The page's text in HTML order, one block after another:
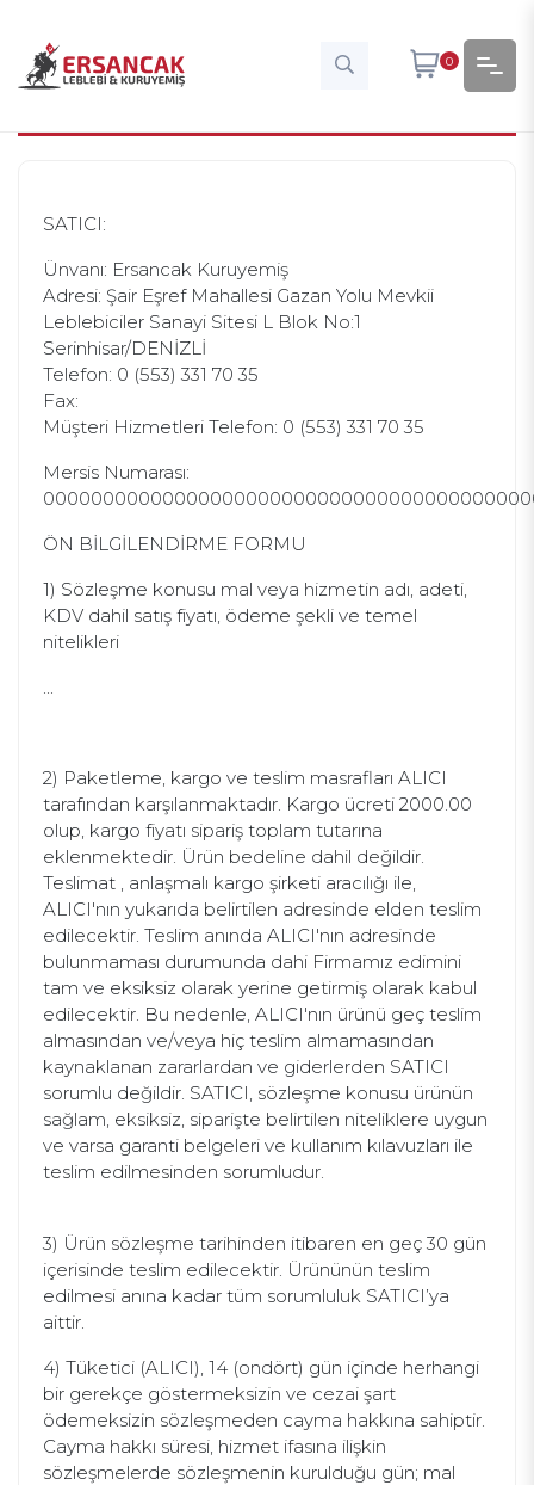
0
SATICI:
Ünvanı: Ersancak Kuruyemiş
Adresi: Şair Eşref Mahallesi Gazan Yolu Mevkii
Leblebiciler Sanayi Sitesi L Blok No:1
Serinhisar/DENİZLİ
Telefon: 0 (553) 331 70 35
Fax:
Müşteri Hizmetleri Telefon: 0 (553) 331 70 35
Mersis Numarası:
ÖN BİLGİLENDİRME FORMU
1) Sözleşme konusu mal veya hizmetin adı, adeti,
KDV dahil satış fiyatı, ödeme şekli ve temel
nitelikleri
...
2) Paketleme, kargo ve teslim masrafları ALICI
tarafından karşılanmaktadır. Kargo ücreti 2000.00
olup, kargo fiyatı sipariş toplam tutarına
eklenmektedir. Ürün bedeline dahil değildir.
Teslimat , anlaşmalı kargo şirketi aracılığı ile,
ALICI'nın yukarıda belirtilen adresinde elden teslim
edilecektir. Teslim anında ALICI'nın adresinde
bulunmaması durumunda dahi Firmamız edimini
tam ve eksiksiz olarak yerine getirmiş olarak kabul
edilecektir. Bu nedenle, ALICI'nın ürünü geç teslim
almasından ve/veya hiç teslim almamasından
kaynaklanan zararlardan ve giderlerden SATICI
sorumlu değildir. SATICI, sözleşme konusu ürünün
sağlam, eksiksiz, siparişte belirtilen niteliklere uygun
ve varsa garanti belgeleri ve kullanım kılavuzları ile
teslim edilmesinden sorumludur.
3) Ürün sözleşme tarihinden itibaren en geç 30 gün
içerisinde teslim edilecektir. Ürününün teslim
edilmesi anına kadar tüm sorumluluk SATICI’ya
aittir.
4) Tüketici (ALICI), 14 (ondört) gün içinde herhangi
bir gerekçe göstermeksizin ve cezai şart
ödemeksizin sözleşmeden cayma hakkına sahiptir.
Cayma hakkı süresi, hizmet ifasına ilişkin
sözleşmelerde sözleşmenin kurulduğu gün; mal